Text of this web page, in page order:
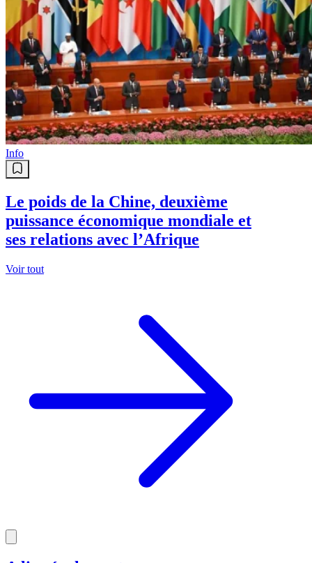
Info
Le poids de la Chine, deuxième
puissance économique mondiale et
ses relations avec l’Afrique